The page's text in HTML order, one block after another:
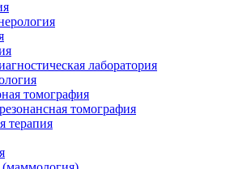
лаборатория
томография
томография
терапия